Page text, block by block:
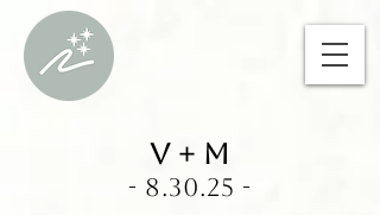
V + M
- 8.30.25 -